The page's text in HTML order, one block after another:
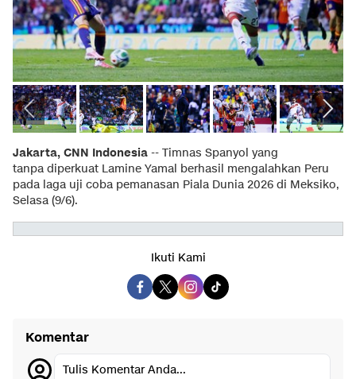
Jakarta, CNN Indonesia -- Timnas Spanyol yang
tanpa diperkuat Lamine Yamal berhasil mengalahkan Peru
pada laga uji coba pemanasan Piala Dunia 2026 di Meksiko,
Selasa (9/6).
Ikuti Kami
Komentar
Tulis Komentar Anda...